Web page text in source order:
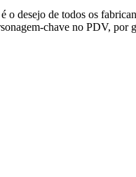
desejo de todos os
chave no PDV,